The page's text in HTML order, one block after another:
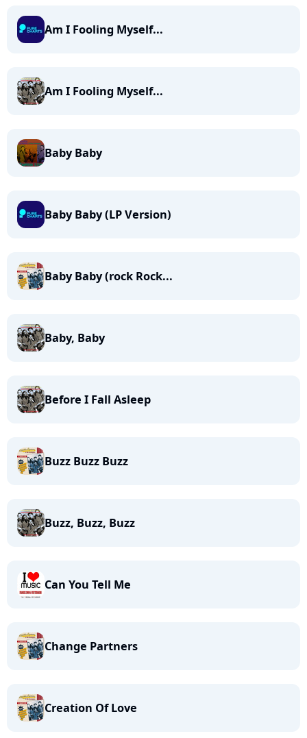
Am I Fooling Myself...
Am I Fooling Myself...
Baby Baby
Baby Baby (LP Version)
Baby Baby (rock Rock...
Baby, Baby
Before I Fall Asleep
Buzz Buzz Buzz
Buzz, Buzz, Buzz
Can You Tell Me
Change Partners
Creation Of Love